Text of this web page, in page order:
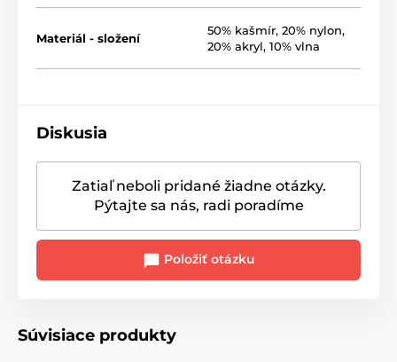
Materiál - složení
50% kašmír, 20% nylon,
20% akryl, 10% vlna
Diskusia
Zatiaľ neboli pridané žiadne otázky.
Pýtajte sa nás, radi poradíme
Položiť otázku
Súvisiace produkty